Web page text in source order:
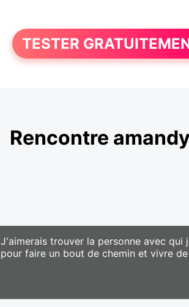
TESTER
Rencontre
J'aimerais trouver la personne avec qui
pour faire un bout de chemin et vivre